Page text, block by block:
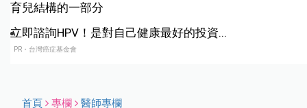
育兒結構的一部分
立即諮詢HPV！是對自己健康最好的投資...
PR・台灣癌症基金會
首頁 專欄 醫師專欄